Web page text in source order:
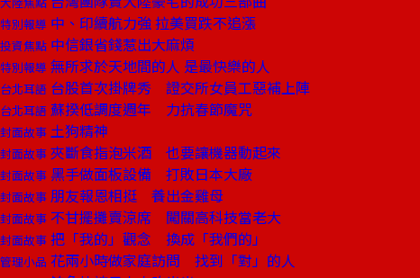
特別報導 中、印續航力強 拉美買跌不追漲
投資焦點 中信銀省錢惹出大麻煩
特別報導 無所求於天地間的人 是最快樂的人
台北耳語 台股首次掛牌秀 證交所女員工惡補上陣
台北耳語 蘇揆低調度週年 力抗春節魔咒
封面故事 土狗精神
封面故事 夾斷食指泡米酒 也要讓機器動起來
封面故事 黑手做面板設備 打敗日本大廠
封面故事 朋友報恩相挺 養出金雞母
封面故事 不甘擺攤賣涼席 闖關高科技當老大
封面故事 把「我的」觀念 換成「我們的」
管理小品 花兩小時做家庭訪問 找到「對」的人